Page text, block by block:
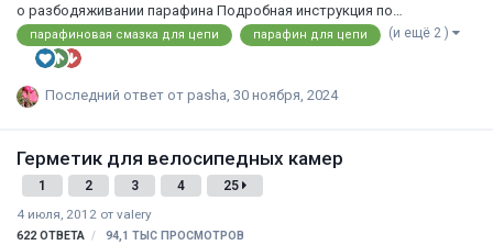
о разбодяживании парафина Подробная инструкция по
парафинированию с картинками сравнение по износу цепи при
смазке парафином и двумя чудодейственными
сцпецвелосмазками ------------------------------------------------------------------------
----------------------------------------------------------------- ВНИМАНИЕ:
НЕФТЕПРОДУКТ, ПРИ ПЕРЕГРЕВЕ ЛЕГКО САМОВОСПЛАМЕНЯЕТСЯ!
ПРИ ВОСПЛ…
Последний ответ от pasha, 30 ноября, 2024
парафиновая смазка для цепи парафин для цепи (и ещё 2 )
Герметик для велосипедных камер
1 2 3 4
25
4 июля, 2012 от valery
622 ОТВЕТА 94,1 ТЫС ПРОСМОТРОВ